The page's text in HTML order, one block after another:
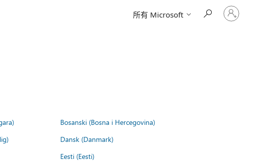
所有 Microsoft
登
入
Bosanski (Bosna i Hercegovina)
Dansk (Danmark)
Eesti (Eesti)